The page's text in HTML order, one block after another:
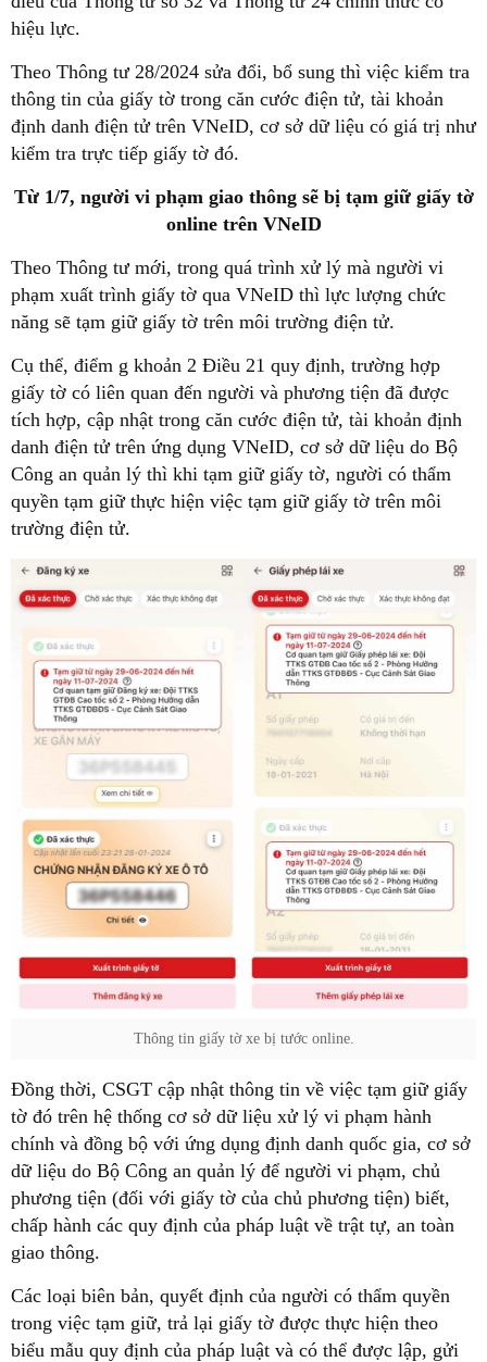
hiệu lực.
Theo Thông tư 28/2024 sửa đổi, bổ sung thì việc kiểm tra
thông tin của giấy tờ trong căn cước điện tử, tài khoản
định danh điện tử trên VNeID, cơ sở dữ liệu có giá trị như
kiểm tra trực tiếp giấy tờ đó.
Từ 1/7, người vi phạm giao thông sẽ bị tạm giữ giấy tờ
online trên VNeID
Theo Thông tư mới, trong quá trình xử lý mà người vi
phạm xuất trình giấy tờ qua VNeID thì lực lượng chức
năng sẽ tạm giữ giấy tờ trên môi trường điện tử.
Cụ thể, điểm g khoản 2 Điều 21 quy định, trường hợp
giấy tờ có liên quan đến người và phương tiện đã được
tích hợp, cập nhật trong căn cước điện tử, tài khoản định
danh điện tử trên ứng dụng VNeID, cơ sở dữ liệu do Bộ
Công an quản lý thì khi tạm giữ giấy tờ, người có thẩm
quyền tạm giữ thực hiện việc tạm giữ giấy tờ trên môi
trường điện tử.
Thông tin giấy tờ xe bị tước online.
Đồng thời, CSGT cập nhật thông tin về việc tạm giữ giấy
tờ đó trên hệ thống cơ sở dữ liệu xử lý vi phạm hành
chính và đồng bộ với ứng dụng định danh quốc gia, cơ sở
dữ liệu do Bộ Công an quản lý để người vi phạm, chủ
phương tiện (đối với giấy tờ của chủ phương tiện) biết,
chấp hành các quy định của pháp luật về trật tự, an toàn
giao thông.
Các loại biên bản, quyết định của người có thẩm quyền
trong việc tạm giữ, trả lại giấy tờ được thực hiện theo
biểu mẫu quy định của pháp luật và có thể được lập, gửi